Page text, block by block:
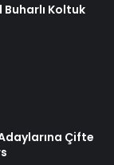
Koltuk
Çifte